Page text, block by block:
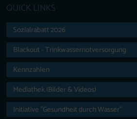
QUICK LINKS
Sozialrabatt 2026
Blackout - Trinkwassernotversorgung
Kennzahlen
Mediathek (Bilder & Videos)
Initiative "Gesundheit durch Wasser"